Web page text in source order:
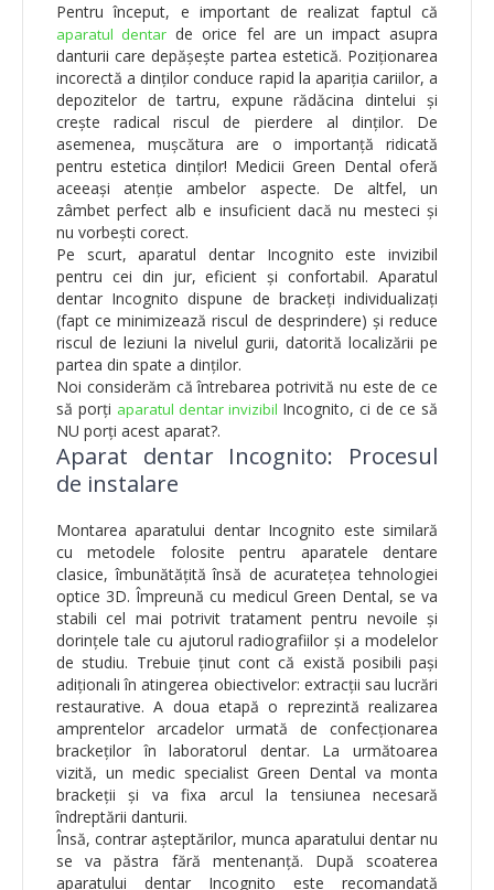
Pentru început, e important de realizat faptul că
aparatul dentar de orice fel are un impact asupra
danturii care depășește partea estetică. Poziționarea
incorectă a dinților conduce rapid la apariția cariilor, a
depozitelor de tartru, expune rădăcina dintelui și
crește radical riscul de pierdere al dinților. De
asemenea, mușcătura are o importanță ridicată
pentru estetica dinților! Medicii Green Dental oferă
aceeași atenție ambelor aspecte. De altfel, un
zâmbet perfect alb e insuficient dacă nu mesteci și
nu vorbești corect.
Pe scurt, aparatul dentar Incognito este invizibil
pentru cei din jur, eficient și confortabil. Aparatul
dentar Incognito dispune de brackeți individualizați
(fapt ce minimizează riscul de desprindere) și reduce
riscul de leziuni la nivelul gurii, datorită localizării pe
partea din spate a dinților.
Noi considerăm că întrebarea potrivită nu este de ce
să porți aparatul dentar invizibil Incognito, ci de ce să
NU porți acest aparat?.
Aparat dentar Incognito: Procesul
de instalare
Montarea aparatului dentar Incognito este similară
cu metodele folosite pentru aparatele dentare
clasice, îmbunătățită însă de acuratețea tehnologiei
optice 3D. Împreună cu medicul Green Dental, se va
stabili cel mai potrivit tratament pentru nevoile și
dorințele tale cu ajutorul radiografiilor și a modelelor
de studiu. Trebuie ținut cont că există posibili paşi
adiţionali în atingerea obiectivelor: extracţii sau lucrări
restaurative. A doua etapă o reprezintă realizarea
amprentelor arcadelor urmată de confecţionarea
brackeţilor în laboratorul dentar. La următoarea
vizită, un medic specialist Green Dental va monta
brackeţii şi va fixa arcul la tensiunea necesară
îndreptării danturii.
Însă, contrar așteptărilor, munca aparatului dentar nu
se va păstra fără mentenanță. După scoaterea
aparatului dentar Incognito este recomandată